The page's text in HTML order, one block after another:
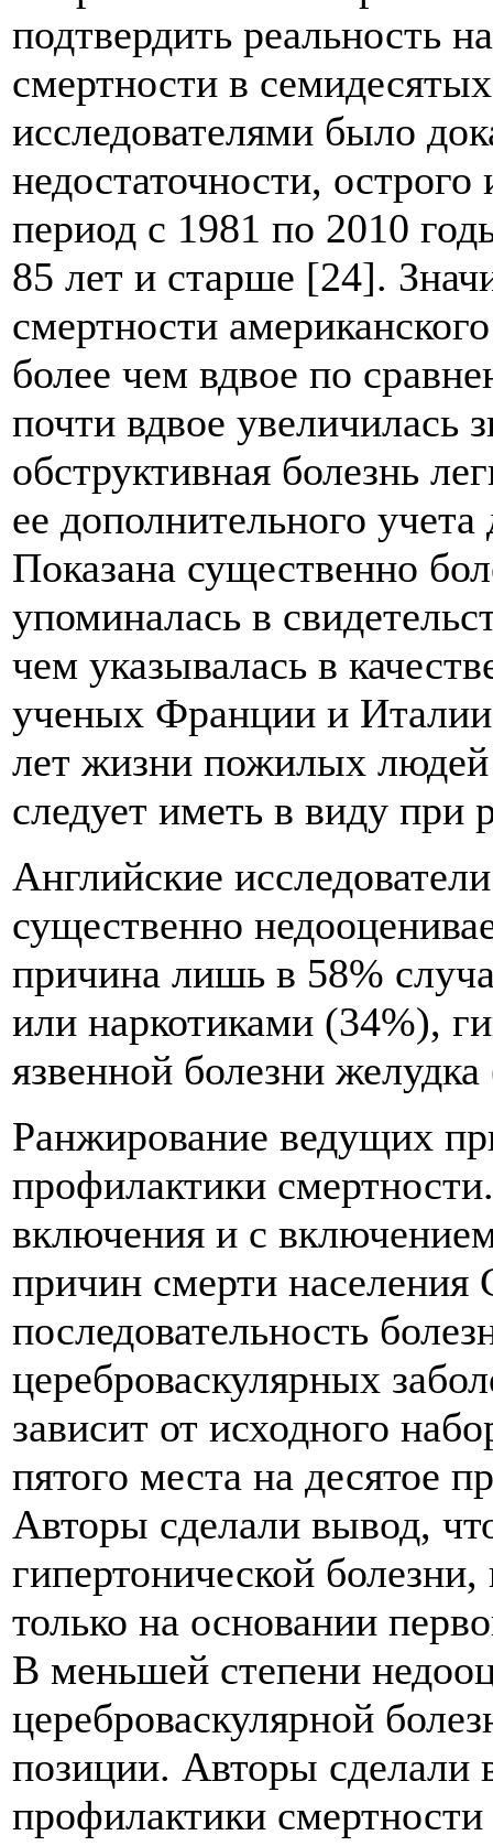
подтвердить реальность
смертности в
исследователями было
недостаточности,
период с 1981 по 2010
85 лет и старше [24].
смертности
более чем вдвое по
почти вдвое увеличилась
обструктивная болезнь
ее дополнительного
Показана существенно
упоминалась в
чем указывалась в
ученых Франции и Италии
лет жизни пожилых
следует иметь в виду при
Английские
существенно
причина лишь в 58%
или наркотиками (34%),
язвенной болезни
Ранжирование ведущих
профилактики
включения и с
причин смерти населения
последовательность
цереброваскулярных
зависит от исходного
пятого места на десятое
Авторы сделали вывод,
гипертонической
только на основании
В меньшей степени
цереброваскулярной
позиции. Авторы сделали
профилактики